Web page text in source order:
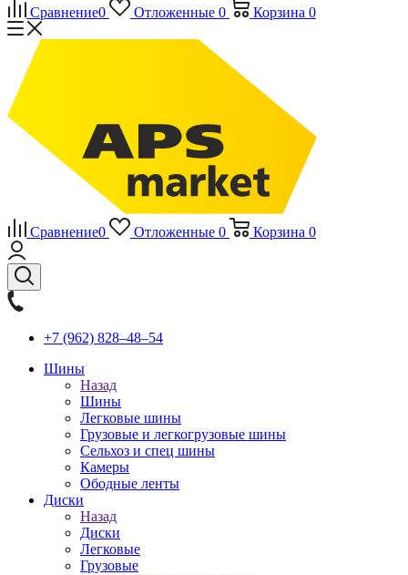
Сравнение0 Отложенные 0 Корзина 0
Сравнение0 Отложенные 0 Корзина 0
+7 (962) 828‒48‒54
Шины
Назад
Шины
Легковые шины
Грузовые и легкогрузовые шины
Сельхоз и спец шины
Камеры
Ободные ленты
Диски
Назад
Диски
Легковые
Грузовые